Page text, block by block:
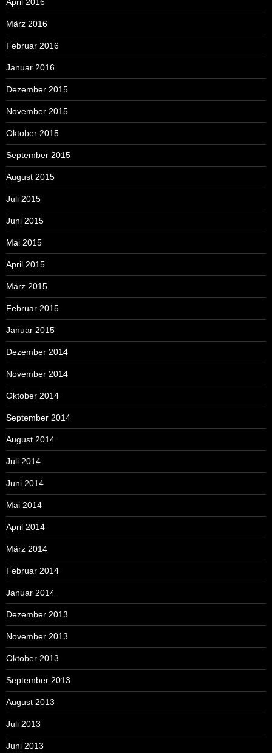
März 2016
Februar 2016
Januar 2016
Dezember 2015
November 2015
Oktober 2015
September 2015
August 2015
Juli 2015
Juni 2015
Mai 2015
April 2015
März 2015
Februar 2015
Januar 2015
Dezember 2014
November 2014
Oktober 2014
September 2014
August 2014
Juli 2014
Juni 2014
Mai 2014
April 2014
März 2014
Februar 2014
Januar 2014
Dezember 2013
November 2013
Oktober 2013
September 2013
August 2013
Juli 2013
Juni 2013